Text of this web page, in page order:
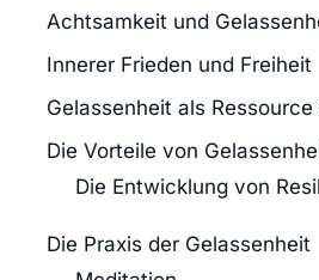
Achtsamkeit und
Innerer Frieden und Freiheit
Gelassenheit als
Die Vorteile von
Die Entwicklung von
Die Praxis der Gelassenheit